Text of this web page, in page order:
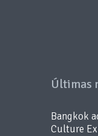
Últimas
Bangkok
Culture